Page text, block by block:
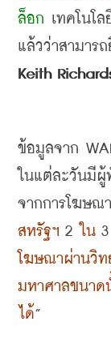
ล็อก เทคโนโล
แล้วว่าสามาร
Keith
ข้อมูลจาก
ในแต่ละวันมีผู้
จากการโฆษณ
สหรัฐฯ 2 ใน 3
โฆษณาผ่านวิ
มหาศาลขนาด
ได้”